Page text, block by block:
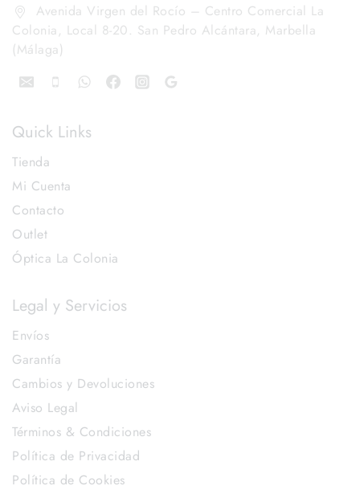
Avenida Virgen del Rocío – Centro Comercial La
Colonia, Local 8-20. San Pedro Alcántara, Marbella
(Málaga)
Quick Links
Tienda
Mi Cuenta
Contacto
Outlet
Óptica La Colonia
Legal y Servicios
Envíos
Garantía
Cambios y Devoluciones
Aviso Legal
Términos & Condiciones
Política de Privacidad
Política de Cookies